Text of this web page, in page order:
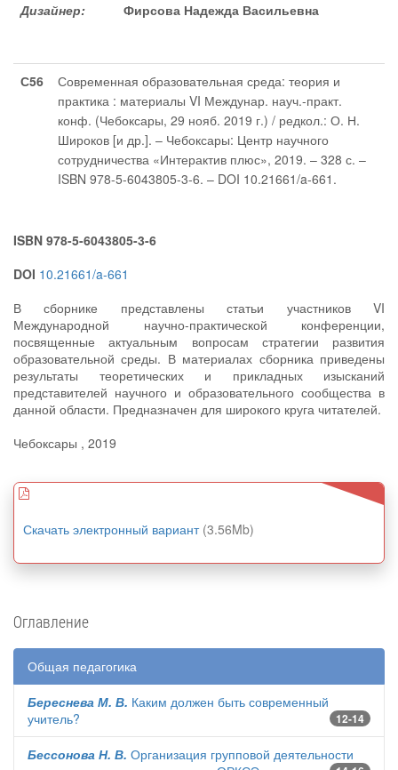
Дизайнер:
Фирсова Надежда Васильевна
С56
Современная образовательная среда: теория и
практика : материалы VI Междунар. науч.-практ.
конф. (Чебоксары, 29 нояб. 2019 г.) / редкол.: О. Н.
Широков [и др.]. – Чебоксары: Центр научного
сотрудничества «Интерактив плюс», 2019. – 328 с. –
ISBN 978-5-6043805-3-6. – DOI 10.21661/a-661.
ISBN 978-5-6043805-3-6
DOI 10.21661/a-661
В сборнике представлены статьи участников VI
Международной научно-практической конференции,
посвященные актуальным вопросам стратегии развития
образовательной среды. В материалах сборника приведены
результаты теоретических и прикладных изысканий
представителей научного и образовательного сообщества в
данной области. Предназначен для широкого круга читателей.
Чебоксары , 2019
Скачать электронный вариант (3.56Mb)
Оглавление
Общая педагогика
Береснева М. В. Каким должен быть современный
учитель?
12-14
Бессонова Н. В. Организация групповой деятельности